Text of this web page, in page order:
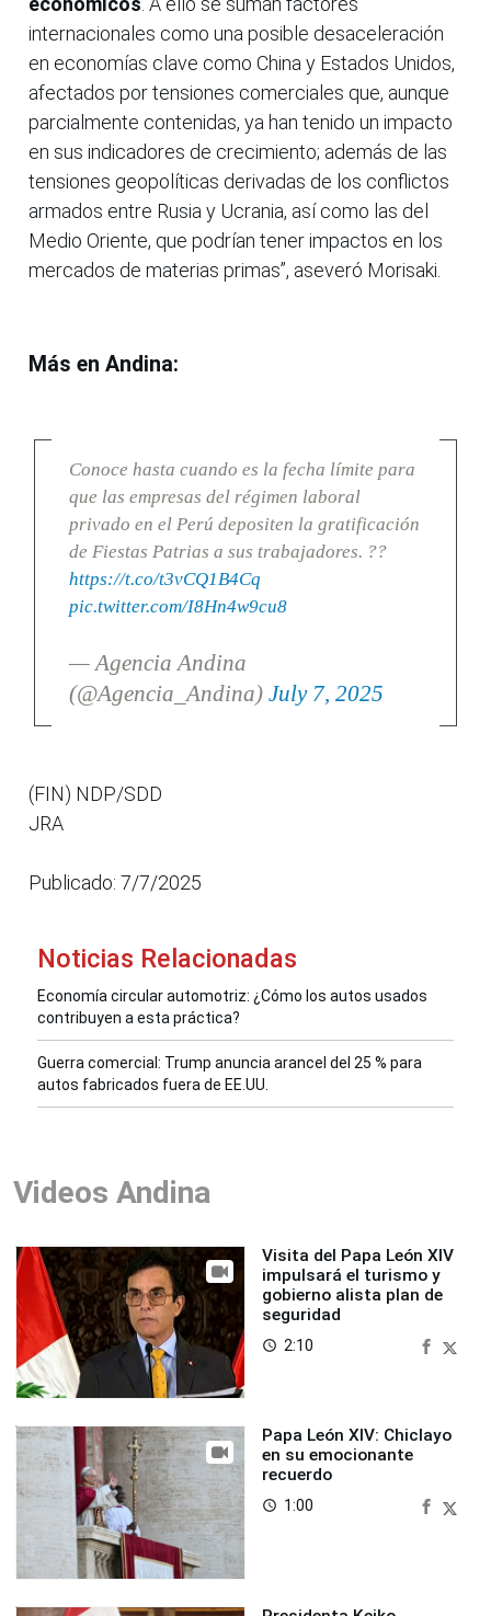
internacionales como una posible desaceleración
en economías clave como China y Estados Unidos,
afectados por tensiones comerciales que, aunque
parcialmente contenidas, ya han tenido un impacto
en sus indicadores de crecimiento; además de las
tensiones geopolíticas derivadas de los conflictos
armados entre Rusia y Ucrania, así como las del
Medio Oriente, que podrían tener impactos en los
mercados de materias primas”, aseveró Morisaki.
Más en Andina:
Conoce hasta cuando es la fecha límite para
que las empresas del régimen laboral
privado en el Perú depositen la gratificación
de Fiestas Patrias a sus trabajadores. ??
https://t.co/t3vCQ1B4Cq
pic.twitter.com/I8Hn4w9cu8
— Agencia Andina
(@Agencia_Andina) July 7, 2025
(FIN) NDP/SDD
JRA
Publicado: 7/7/2025
Noticias Relacionadas
Economía circular automotriz: ¿Cómo los autos usados
contribuyen a esta práctica?
Guerra comercial: Trump anuncia arancel del 25 % para
autos fabricados fuera de EE.UU.
Videos Andina
Visita del Papa León XIV
impulsará el turismo y
gobierno alista plan de
seguridad
access_time 2:10
Papa León XIV: Chiclayo
en su emocionante
recuerdo
access_time 1:00